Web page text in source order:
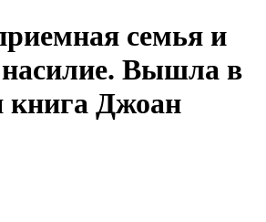
семья и
Вышла в
книга Джоан